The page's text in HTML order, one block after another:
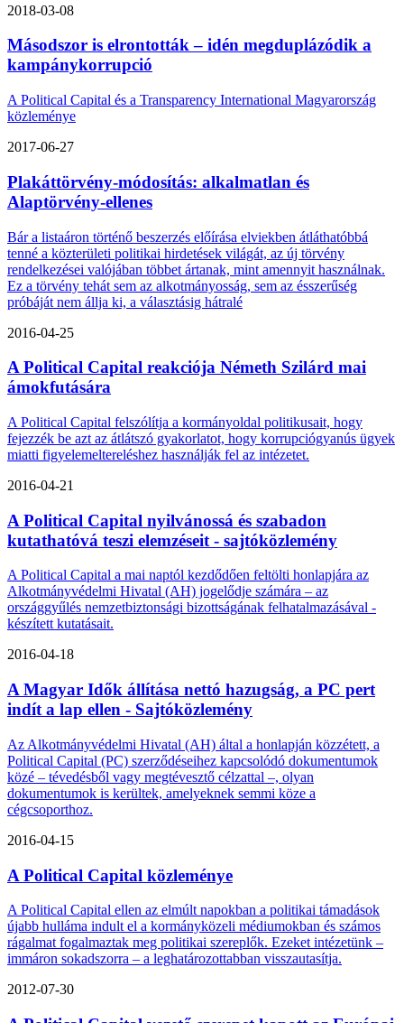
2018-03-08
Másodszor is elrontották – idén megduplázódik a
kampánykorrupció
A Political Capital és a Transparency International Magyarország
közleménye
2017-06-27
Plakáttörvény-módosítás: alkalmatlan és
Alaptörvény-ellenes
Bár a listaáron történő beszerzés előírása elviekben átláthatóbbá
tenné a közterületi politikai hirdetések világát, az új törvény
rendelkezései valójában többet ártanak, mint amennyit használnak.
Ez a törvény tehát sem az alkotmányosság, sem az ésszerűség
próbáját nem állja ki, a választásig hátralé
2016-04-25
A Political Capital reakciója Németh Szilárd mai
ámokfutására
A Political Capital felszólítja a kormányoldal politikusait, hogy
fejezzék be azt az átlátszó gyakorlatot, hogy korrupciógyanús ügyek
miatti figyelemeltereléshez használják fel az intézetet.
2016-04-21
A Political Capital nyilvánossá és szabadon
kutathatóvá teszi elemzéseit - sajtóközlemény
A Political Capital a mai naptól kezdődően feltölti honlapjára az
Alkotmányvédelmi Hivatal (AH) jogelődje számára – az
országgyűlés nemzetbiztonsági bizottságának felhatalmazásával -
készített kutatásait.
2016-04-18
A Magyar Idők állítása nettó hazugság, a PC pert
indít a lap ellen - Sajtóközlemény
Az Alkotmányvédelmi Hivatal (AH) által a honlapján közzétett, a
Political Capital (PC) szerződéseihez kapcsolódó dokumentumok
közé – tévedésből vagy megtévesztő célzattal –, olyan
dokumentumok is kerültek, amelyeknek semmi köze a
cégcsoporthoz.
2016-04-15
A Political Capital közleménye
A Political Capital ellen az elmúlt napokban a politikai támadások
újabb hulláma indult el a kormányközeli médiumokban és számos
rágalmat fogalmaztak meg politikai szereplők. Ezeket intézetünk –
immáron sokadszorra – a leghatározottabban visszautasítja.
2012-07-30